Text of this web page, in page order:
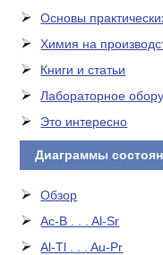
Основы
Химия на
Книги и статьи
Лабораторное
Это интересно
Диаграммы
Обзор
Ac-B . . . Al-Sr
Al-Tl . . . Au-Pr